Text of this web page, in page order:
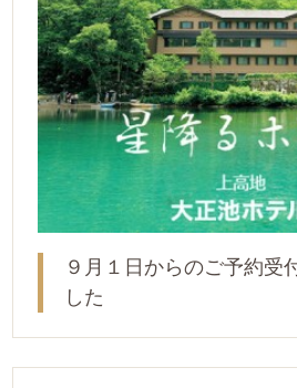
９月１日からのご予約受
した